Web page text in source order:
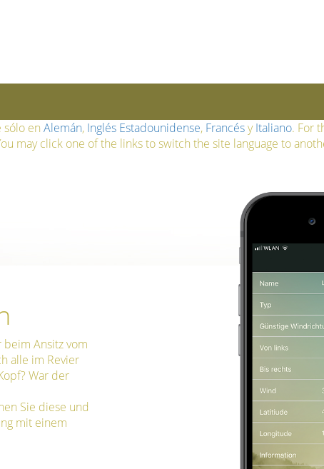
sólo en Alemán, Inglés Estadounidense, FrancésyItaliano. For
may click one of the links to switch the site language to
beim Ansitz vom
alle im Revier
War der
Sie diese und
mit einem